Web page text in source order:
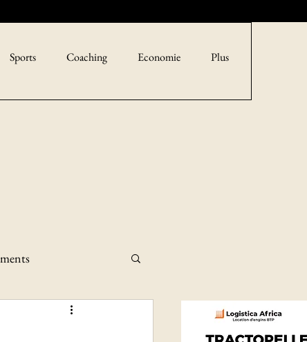
Sports Coaching Economie Plus